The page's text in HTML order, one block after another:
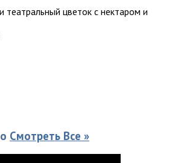
театральный цветок с нектаром и
Смотреть Все »